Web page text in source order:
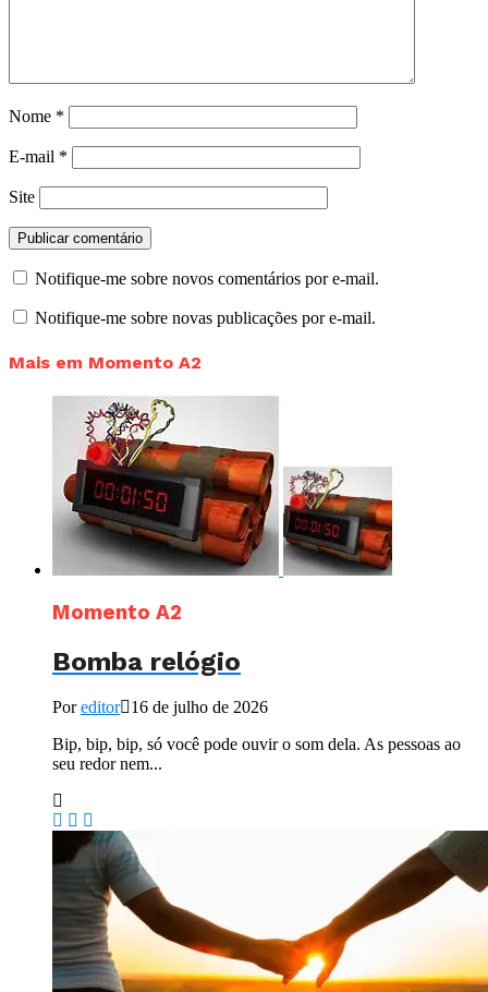
Nome *
E-mail *
Site
Notifique-me sobre novos comentários por e-mail.
Notifique-me sobre novas publicações por e-mail.
Mais em Momento A2
Momento A2
Bomba relógio
Poreditor
16 de julho de 2026
Bip, bip, bip, só você pode ouvir o som dela. As pessoas ao
seu redor nem...